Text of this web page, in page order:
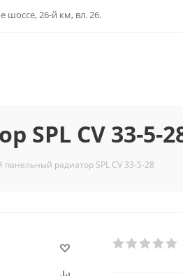
шоссе, 26-й км, вл. 26.
SPL CV 33-5-
панельный радиатор SPL CV 33-5-28